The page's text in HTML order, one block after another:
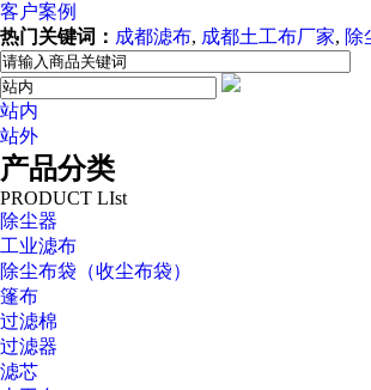
客户案例
热门关键词： 成都滤布, 成都土工布厂家, 除
站内
站外
产品分类
PRODUCT LIst
除尘器
工业滤布
除尘布袋（收尘布袋）
篷布
过滤棉
过滤器
滤芯